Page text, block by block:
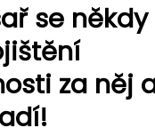
se
za něj